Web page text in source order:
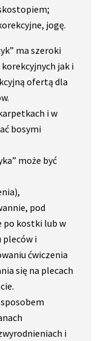
jogę.
ma szeroki
jak i
ofertą dla
i w
bosymi
może być
pod
po kostki lub w
pleców i
ćwiczenia
się na plecach
i